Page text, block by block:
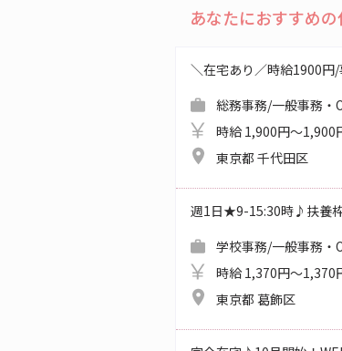
あなたにおすすめ
＼在宅あり／時給1900
総務事務/一般事務・
時給 1,900円～1,900
東京都 千代田区
週1日★9-15:30時♪扶養
学校事務/一般事務・
時給 1,370円～1,370
東京都 葛飾区